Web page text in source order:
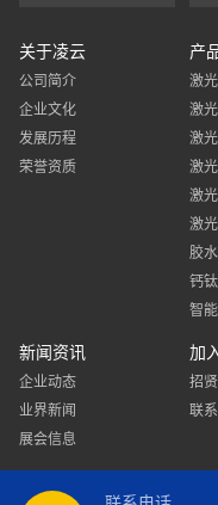
关于凌云
公司简介
企业文化
发展历程
荣誉资质
产
激
激
激
激
激
激
胶
钙
智
新闻资讯
企业动态
业界新闻
展会信息
加
招
联